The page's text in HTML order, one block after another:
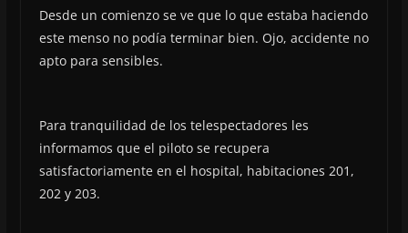
Desde un comienzo se ve que lo que estaba haciendo
este menso no podía terminar bien. Ojo, accidente no
apto para sensibles.
Para tranquilidad de los telespectadores les
informamos que el piloto se recupera
satisfactoriamente en el hospital, habitaciones 201,
202 y 203.